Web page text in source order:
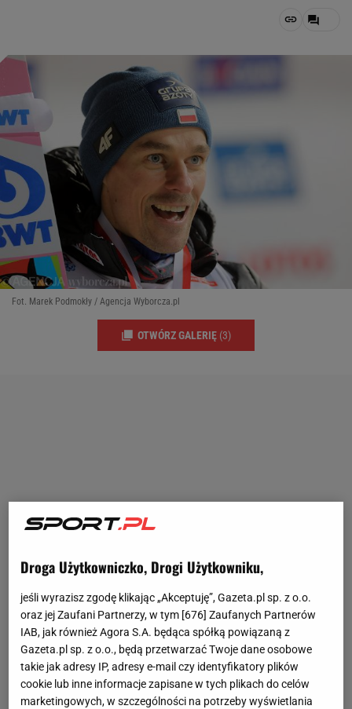
Fot. Marek Podmokły / Agencja Wyborcza.pl
OTWÓRZ GALERIĘ (3)
Droga Użytkowniczko, Drogi Użytkowniku,
jeśli wyrazisz zgodę klikając „Akceptuję”, Gazeta.pl sp. z o.o.
oraz jej Zaufani Partnerzy, w tym [676] Zaufanych Partnerów
IAB, jak również Agora S.A. będąca spółką powiązaną z
Gazeta.pl sp. z o.o., będą przetwarzać Twoje dane osobowe
takie jak adresy IP, adresy e-mail czy identyfikatory plików
cookie lub inne informacje zapisane w tych plikach do celów
marketingowych, w szczególności na potrzeby wyświetlania